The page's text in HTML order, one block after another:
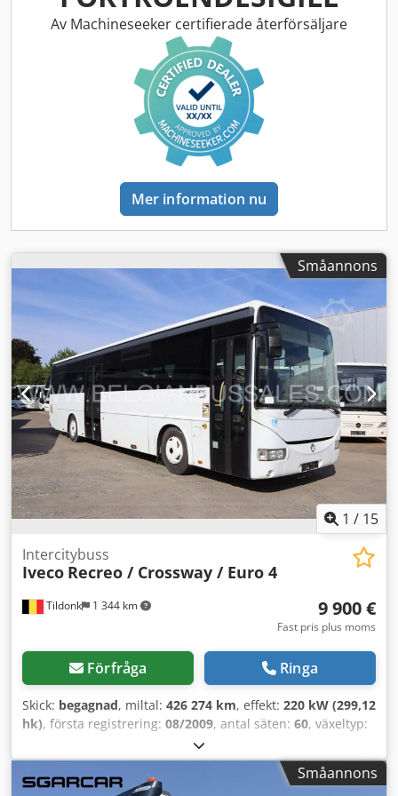
Av Machineseeker certifierade återförsäljare
Mer information nu
Småannons
1 / 15
Tildonk 1 344 km
Intercitybuss
Iveco Recreo / Crossway / Euro 4
9 900 €
Fast pris plus moms
Förfråga Ringa
Skick: begagnad, miltal: 426 274 km, effekt: 220 kW (299,12
hk), första registrering: 08/2009, antal säten: 60, växeltyp:
Euro 4
retarder, total längd:1 000 mm, total höjd:1 000 mm,
Tillverkningsår:2009, Utrustning: ABS, farthållare, =
Småannons